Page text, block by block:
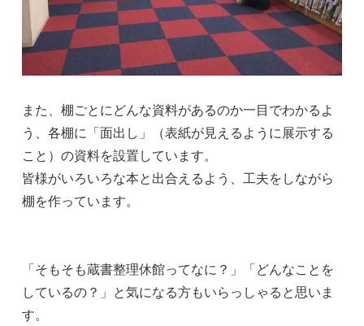
また、棚ごとにどんな資料があるのか一目でわかるよ
う、各棚に「面出し」（表紙が見えるように展示する
こと）の資料を設置しています。
皆様がいろいろな本と出合えるよう、工夫をしながら
棚を作っています。
「そもそも蔵書整理休館ってなに？」「どんなことを
しているの？」と気になる方もいらっしゃると思いま
す。